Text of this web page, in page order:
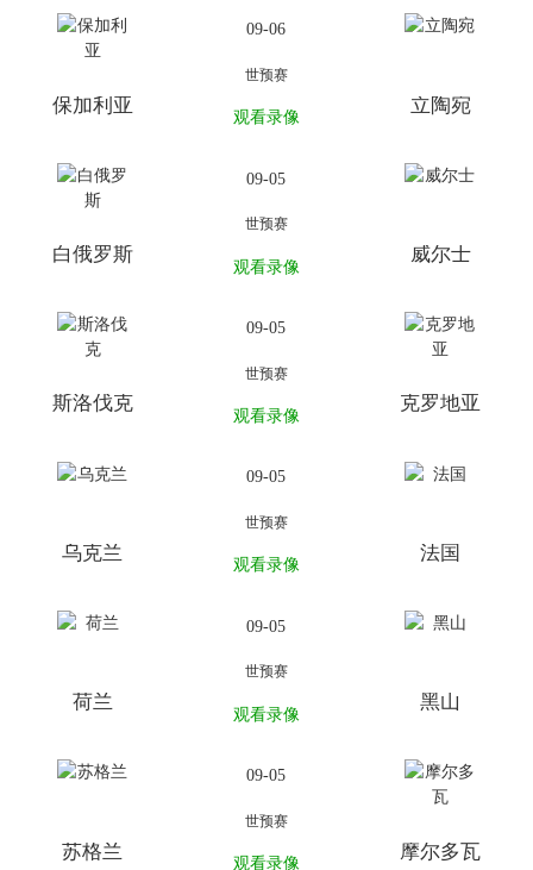
保加利亚
09-06
世预赛
观看录像
立陶宛
白俄罗斯
09-05
世预赛
观看录像
威尔士
斯洛伐克
09-05
世预赛
观看录像
克罗地亚
乌克兰
09-05
世预赛
观看录像
法国
荷兰
09-05
世预赛
观看录像
黑山
苏格兰
09-05
世预赛
观看录像
摩尔多瓦